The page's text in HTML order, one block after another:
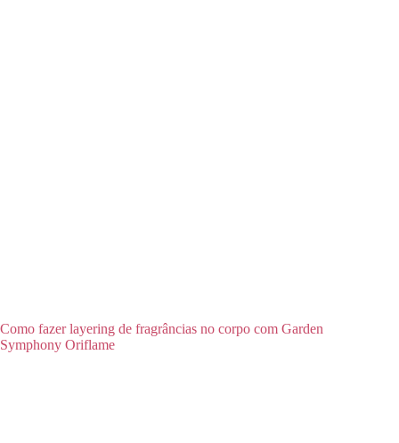
Como fazer layering de fragrâncias no corpo com Garden
Symphony Oriflame